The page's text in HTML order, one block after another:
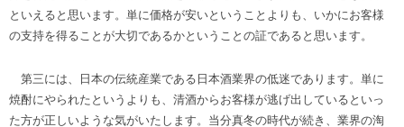
といえると思います。単に価格が安いということよりも、いかにお客様
の支持を得ることが大切であるかということの証であると思います。
第三には、日本の伝統産業である日本酒業界の低迷であります。単に
焼酎にやられたというよりも、清酒からお客様が逃げ出しているといっ
た方が正しいような気がいたします。当分真冬の時代が続き、業界の淘